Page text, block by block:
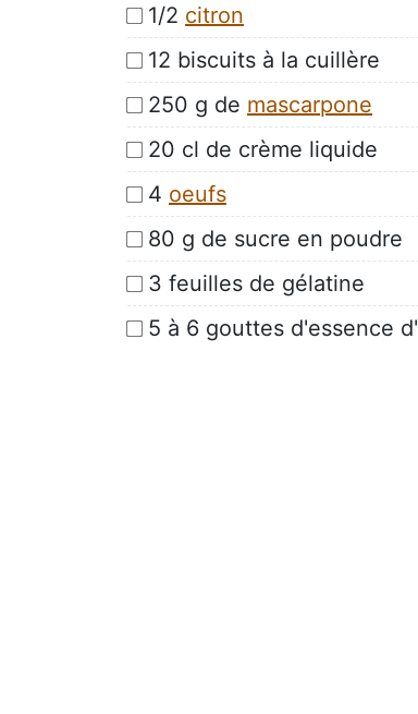
1/2 citron
12 biscuits à la cuillère
250 g de mascarpone
20 cl de crème liquide
4 oeufs
80 g de sucre en poudre
3 feuilles de gélatine
5 à 6 gouttes d'essence d'